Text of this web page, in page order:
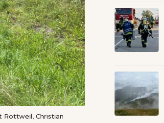
Rottweil, Christian